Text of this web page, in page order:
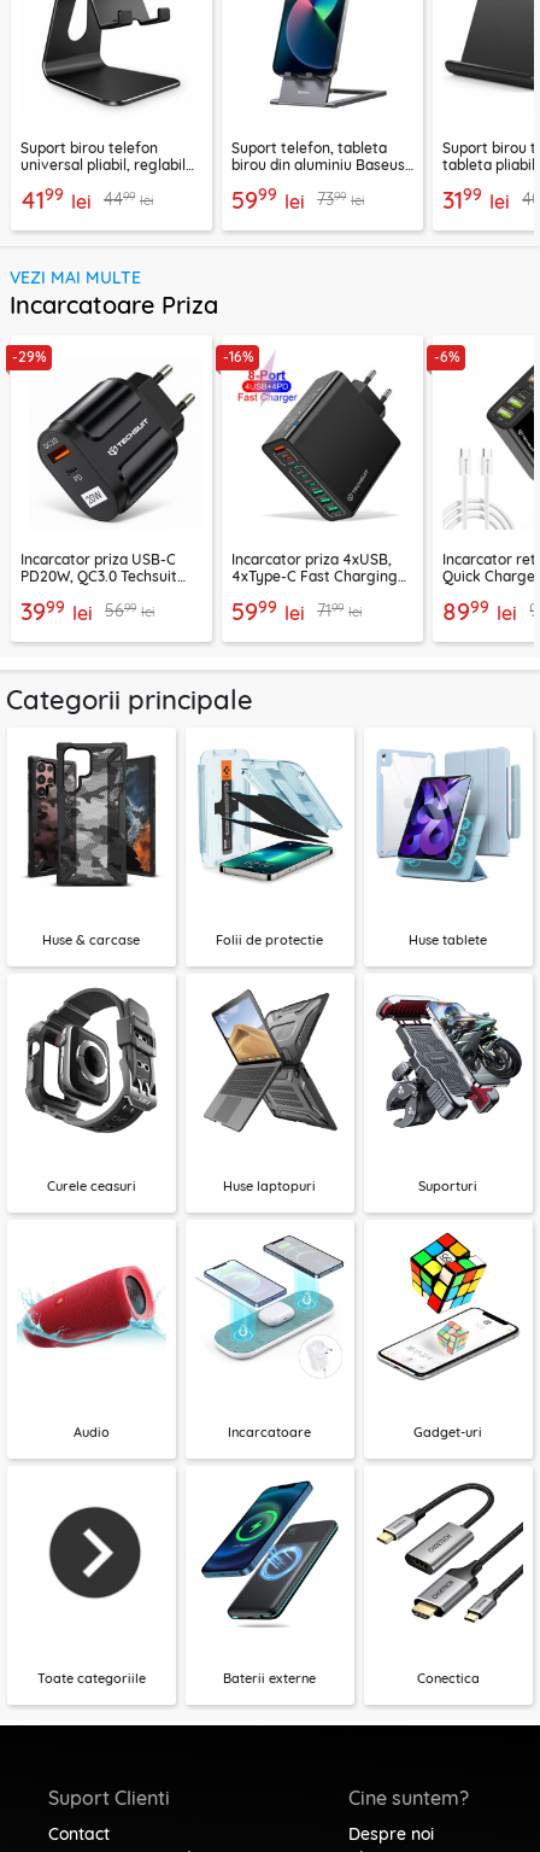
Suport birou telefon
universal pliabil, reglabil
negru
4199 lei 4499 lei
Suport telefon, tableta
birou din aluminiu Baseus,
5999 lei 7399 lei
Suport birou
tableta pliabil
3199 lei
VEZI MAI MULTE
Incarcatoare Priza
-29%
Incarcator priza USB-C
PD20W, QC3.0 Techsuit
CHPD038
3999 lei 5699 lei
-16%
Incarcator priza 4xUSB,
4xType-C Fast Charging
negru, CHPD224
5999 lei 7199 lei
-6%
Incarcator
Quick Charge
CHC2
8999 lei
Categorii principale
Huse & carcase Folii de protectie Huse tablete
Curele ceasuri Huse laptopuri Suporturi
Audio Incarcatoare Gadget-uri
Toate categoriile Baterii externe Conectica
Suport Clienti
Contact
Cine suntem?
Despre noi